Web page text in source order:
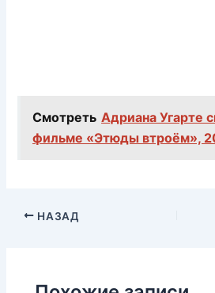
Смотреть Адриана Угарте
фильме «Этюды втроём»,
НАЗАД